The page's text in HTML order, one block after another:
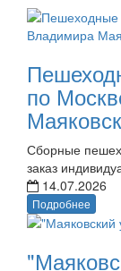
по
Сборные
заказ
14.07.2026
Подробнее